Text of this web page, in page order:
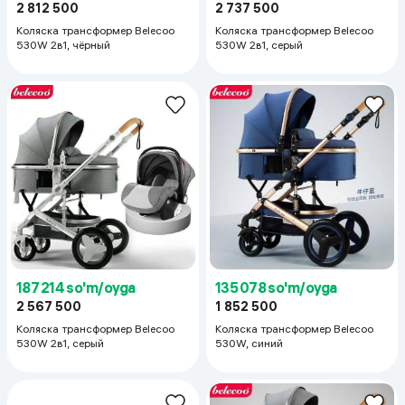
2 812 500
Коляска трансформер Belecoo
530W 2в1, чёрный
2 737 500
Коляска трансформер Belecoo
530W 2в1, серый
187 214 so'm/oyga
2 567 500
Коляска трансформер Belecoo
530W 2в1, серый
135 078 so'm/oyga
1 852 500
Коляска трансформер Belecoo
530W, синий